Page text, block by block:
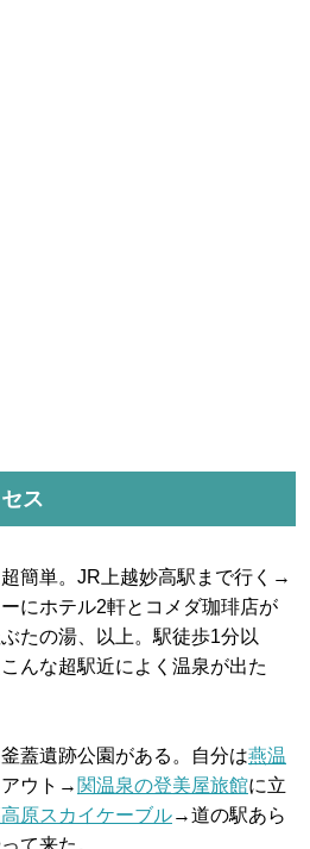
ス
簡単。JR上越妙高駅まで行く→
にホテル2軒とコメダ珈琲店が
たの湯、以上。駅徒歩1分以
んな超駅近によく温泉が出た
蓋遺跡公園がある。自分は燕温
アウト→ 関温泉の登美屋旅館に立
原スカイケーブル→道の駅あら
て来た。